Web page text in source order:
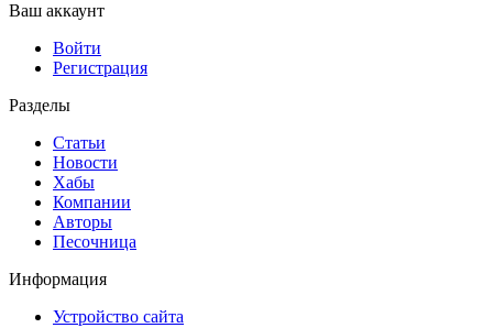
Ваш аккаунт
Войти
Регистрация
Разделы
Статьи
Новости
Хабы
Компании
Авторы
Песочница
Информация
Устройство сайта